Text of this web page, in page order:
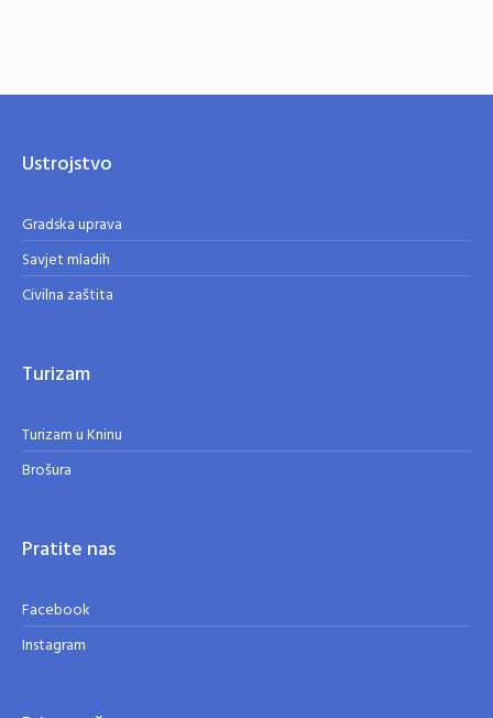
Ustrojstvo
Gradska uprava
Savjet mladih
Civilna zaštita
Turizam
Turizam u Kninu
Brošura
Pratite nas
Facebook
Instagram